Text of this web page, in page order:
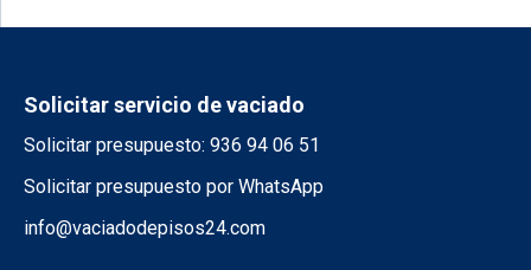
Solicitar servicio de vaciado
Solicitar presupuesto: 936 94 06 51
Solicitar presupuesto por WhatsApp
info@vaciadodepisos24.com